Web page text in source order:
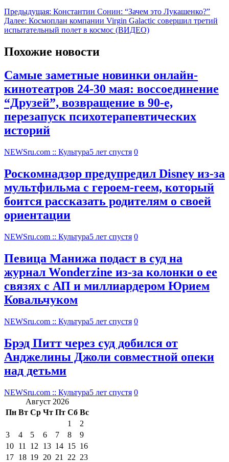
Предыдущая: Константин Сонин: “Зачем это Лукашенко?”
Далее: Космоплан компании Virgin Galactic совершил третий
испытательный полет в космос (ВИДЕО)
Похожие новости
Самые заметные новинки онлайн-
кинотеатров 24-30 мая: воссоединение
“Друзей”, возвращение в 90-е,
перезапуск психотерапевтических
историй
NEWSru.com :: Культура5 лет спустя 0
Роскомнадзор предупредил Disney из-за
мультфильма c героем-геем, который
боится рассказать родителям о своей
ориентации
NEWSru.com :: Культура5 лет спустя 0
Певица Манижа подаст в суд на
журнал Wonderzine из-за колонки о ее
связях с АП и миллиардером Юрием
Ковальчуком
NEWSru.com :: Культура5 лет спустя 0
Брэд Питт через суд добился от
Анджелины Джоли совместной опеки
над детьми
NEWSru.com :: Культура5 лет спустя 0
Август 2026
Пн Вт Ср Чт Пт Сб Вс
1
2
3
4 5 6 7 8
9
10 11 12 13 14 15 16
17 18 19 20 21 22 23